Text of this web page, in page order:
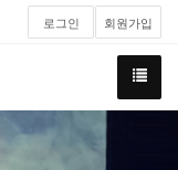
로그인 회원가입